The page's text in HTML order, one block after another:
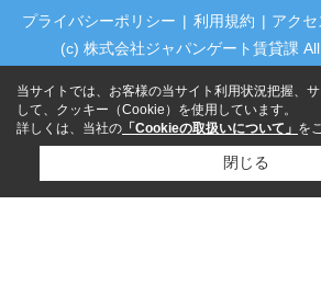
プライバシーポリシー 利用規約 アク
(c) 株式会社ジャパンゲート賃貸課
当サイトでは、お客様の当サイト利用状況把握、
して、クッキー（Cookie）を使用しています。
詳しくは、当社の 「Cookieの取扱いについて」 を
閉じる